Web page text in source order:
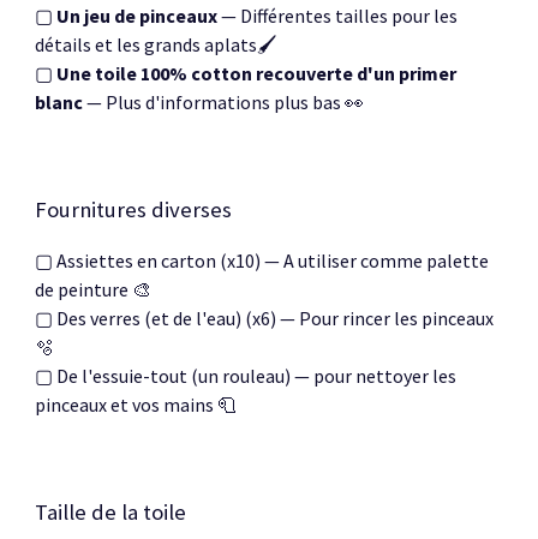
▢ Un jeu de pinceaux— Différentes tailles pour les
détails et les grands aplats🖌️
▢ Une toile 100% cotton recouverte d'un primer
blanc— Plus d'informations plus bas 👀
Fournitures diverses
▢ Assiettes en carton (x10) — A utiliser comme palette
de peinture 🎨
▢ Des verres (et de l'eau) (x6) — Pour rincer les pinceaux
🫧
▢ De l'essuie-tout (un rouleau) — pour nettoyer les
pinceaux et vos mains 🧻
Taille de la toile